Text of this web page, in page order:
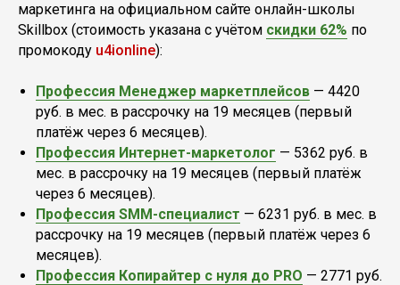
маркетинга на официальном сайте онлайн-школы
Skillbox (стоимость указана с учётом скидки 62% по
промокоду u4ionline):
Профессия Менеджер маркетплейсов — 4420
руб. в мес. в рассрочку на 19 месяцев (первый
платёж через 6 месяцев).
Профессия Интернет-маркетолог — 5362 руб. в
мес. в рассрочку на 19 месяцев (первый платёж
через 6 месяцев).
Профессия SMM-специалист — 6231 руб. в мес. в
рассрочку на 19 месяцев (первый платёж через 6
месяцев).
Профессия Копирайтер с нуля до PRO — 2771 руб.